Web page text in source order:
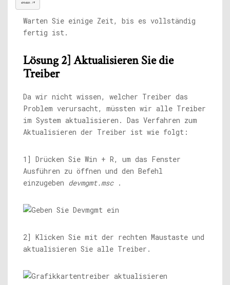
chkdsk /f
Warten Sie einige Zeit, bis es vollständig
fertig ist.
Lösung 2] Aktualisieren Sie die
Treiber
Da wir nicht wissen, welcher Treiber das
Problem verursacht, müssten wir alle Treiber
im System aktualisieren. Das Verfahren zum
Aktualisieren der Treiber ist wie folgt:
1] Drücken Sie Win + R, um das Fenster
Ausführen zu öffnen und den Befehl
einzugeben devmgmt.msc.
2] Klicken Sie mit der rechten Maustaste und
aktualisieren Sie alle Treiber.